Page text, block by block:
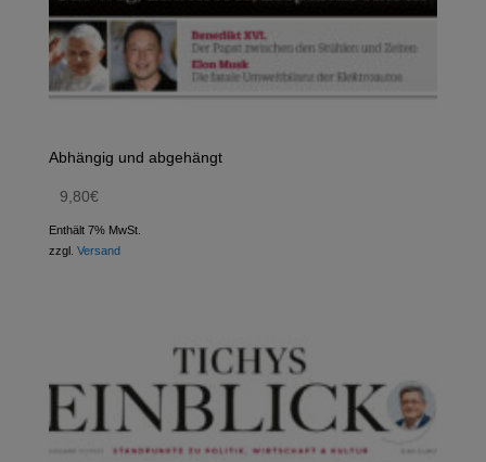
Abhängig und abgehängt
9,80€
Enthält 7% MwSt.
zzgl. Versand